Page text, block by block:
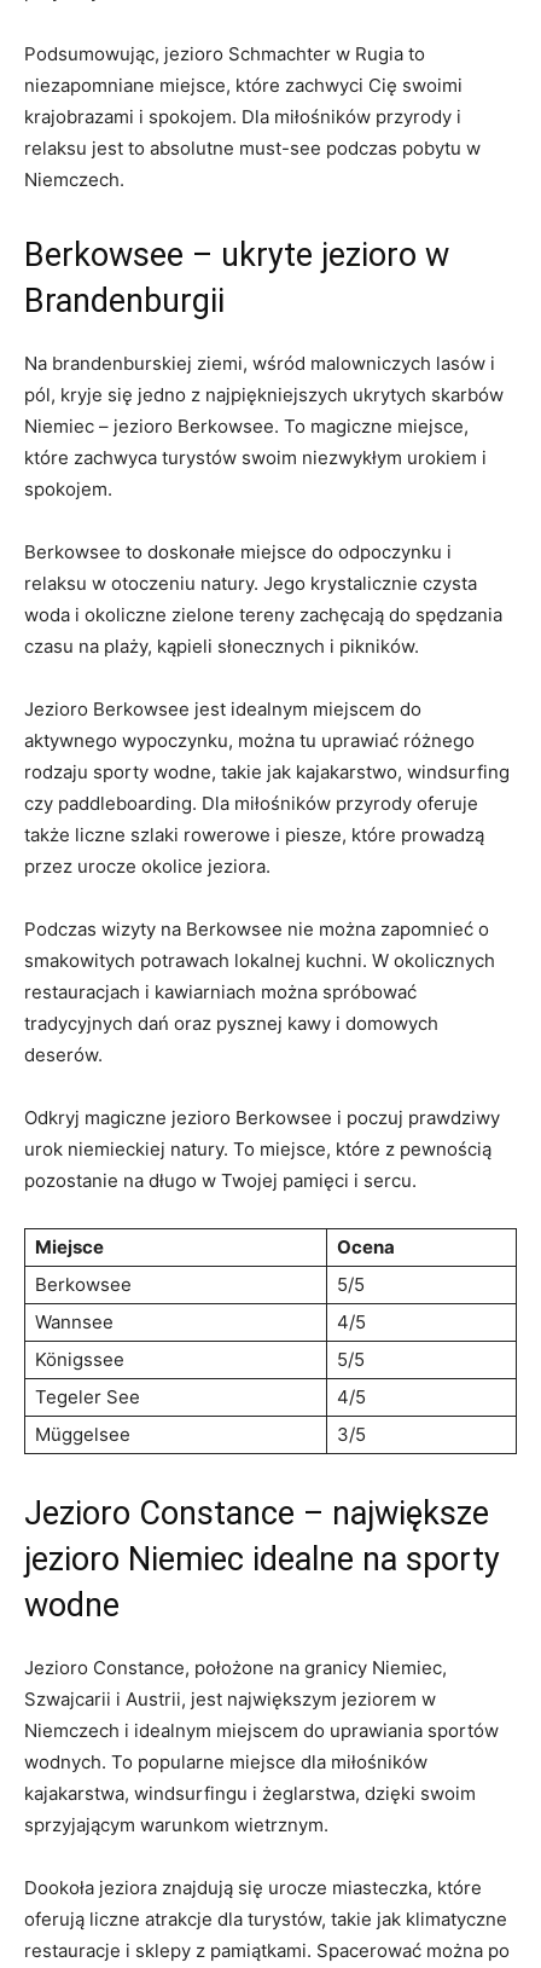
Podsumowując, jezioro Schmachter w Rugia to‌
niezapomniane miejsce, które zachwyci Cię swoimi
krajobrazami i spokojem. Dla miłośników ⁢przyrody i
relaksu jest to absolutne must-see podczas pobytu w
Niemczech.
Berkowsee‍ – ukryte jezioro w‍
Brandenburgii
Na brandenburskiej ‍ziemi, wśród malowniczych lasów i
pól, kryje się jedno z najpiękniejszych ukrytych skarbów
Niemiec – jezioro Berkowsee. To magiczne‌ miejsce,
które zachwyca turystów swoim niezwykłym urokiem i
spokojem.
Berkowsee to doskonałe miejsce do odpoczynku i
relaksu w otoczeniu natury. Jego krystalicznie czysta
woda i okoliczne zielone tereny zachęcają do spędzania
czasu na plaży, kąpieli słonecznych i pikników.
Jezioro Berkowsee jest ⁣idealnym miejscem do
aktywnego wypoczynku, można tu uprawiać różnego
rodzaju ⁢sporty wodne, takie jak kajakarstwo, windsurfing
czy paddleboarding. Dla miłośników przyrody ‌oferuje
także liczne szlaki rowerowe i piesze, ⁤które prowadzą
przez urocze okolice jeziora.
Podczas​ wizyty na Berkowsee nie można zapomnieć o
smakowitych potrawach lokalnej kuchni. W okolicznych
restauracjach i kawiarniach można spróbować
tradycyjnych dań oraz pysznej kawy i domowych
deserów.
Odkryj ⁣magiczne ⁤jezioro Berkowsee i poczuj prawdziwy
urok niemieckiej natury. To miejsce, które⁣ z pewnością
pozostanie na długo w Twojej pamięci i sercu.
Miejsce
Ocena
Berkowsee
5/5
Wannsee
4/5
Königssee
5/5
Tegeler See
4/5
Müggelsee
3/5
Jezioro Constance – największe
jezioro⁣ Niemiec idealne na sporty
wodne
Jezioro Constance, położone na granicy Niemiec,
Szwajcarii i Austrii, jest największym jeziorem w
Niemczech i idealnym miejscem do uprawiania sportów
‌wodnych. To popularne miejsce dla ⁣miłośników
kajakarstwa, windsurfingu i żeglarstwa, dzięki swoim
sprzyjającym warunkom wietrznym.
Dookoła jeziora znajdują się urocze miasteczka, które
oferują liczne atrakcje dla turystów, takie jak klimatyczne
restauracje i​ sklepy⁤ z pamiątkami. Spacerować można po